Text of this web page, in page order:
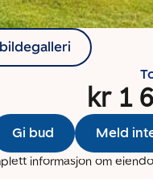
kr 1
Gi bud Meld
informasjon om